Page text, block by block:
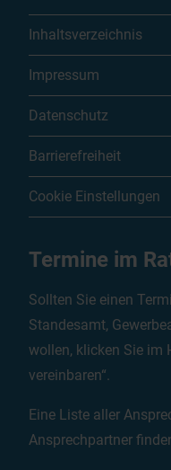
Inhaltsverzeichnis
Impressum
Datenschutz
Barrierefreiheit
Cookie Einstellungen
Termine im
Sollten Sie einen
Standesamt,
wollen, klicken Sie im
vereinbaren“.
Eine Liste aller
Ansprechpartner